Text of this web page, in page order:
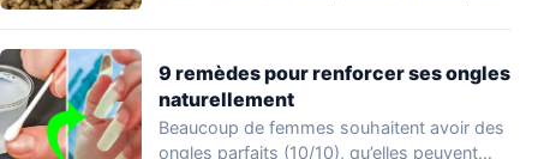
9 remèdes pour renforcer ses ongles
naturellement
Beaucoup de femmes souhaitent avoir des
ongles parfaits (10/10), qu’elles peuvent